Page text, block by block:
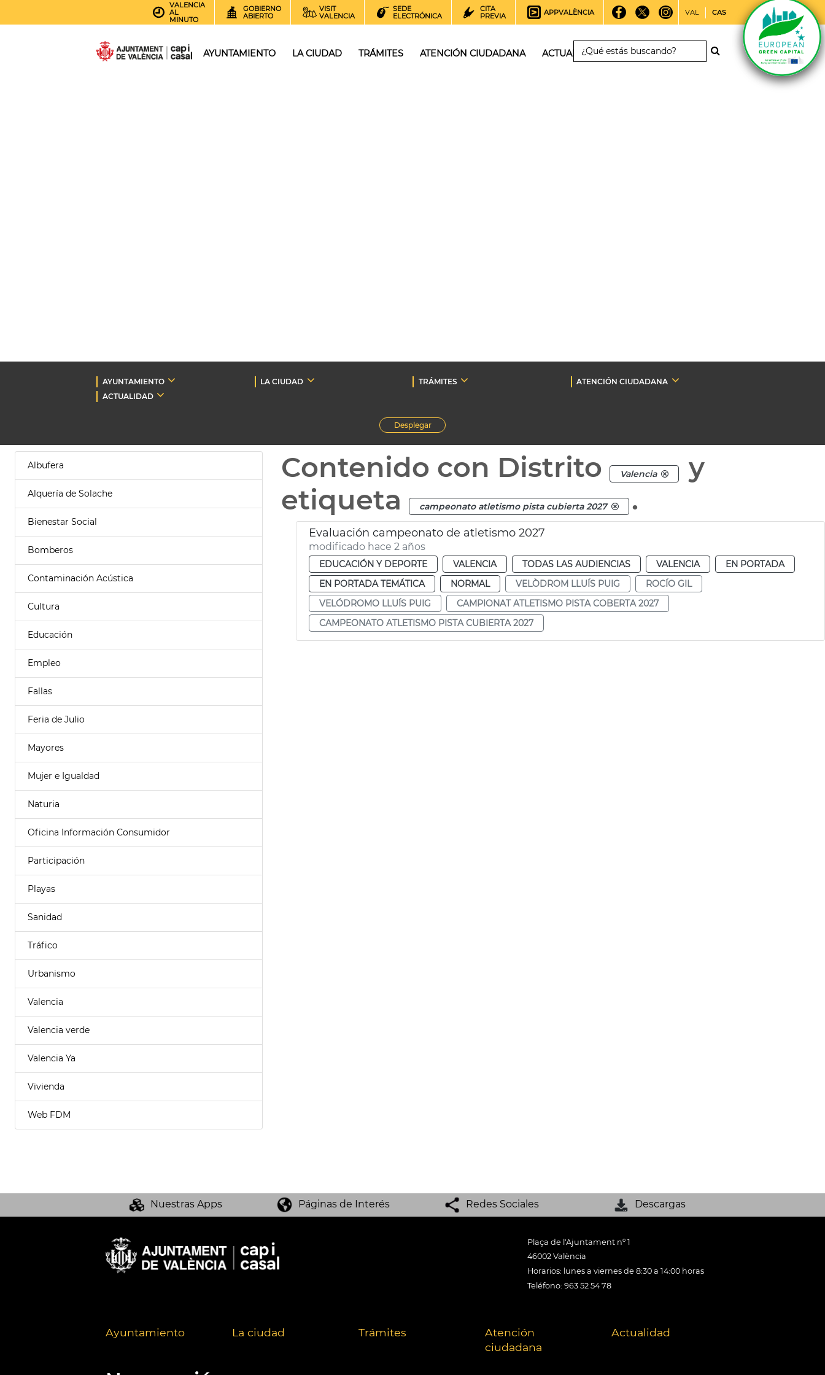
VALENCIA
AL
MINUTO
GOBIERNO
ABIERTO
VISIT
VALENCIA
SEDE
ELECTRÓNICA
CITA
PREVIA
APPVALÈNCIA VAL CAS
AYUNTAMIENTO LA CIUDAD TRÁMITES ATENCIÓN CIUDADANA ACTUALIDAD
AYUNTAMIENTO LA CIUDAD TRÁMITES
ATENCIÓN CIUDADANA
ACTUALIDAD
Desplegar
Albufera
Alquería de Solache
Bienestar Social
Bomberos
Contaminación Acústica
Cultura
Educación
Empleo
Fallas
Feria de Julio
Mayores
Mujer e Igualdad
Naturia
Oficina Información Consumidor
Participación
Playas
Sanidad
Tráfico
Urbanismo
Valencia
Valencia verde
Valencia Ya
Vivienda
Web FDM
Contenido con Distrito Valencia
y
etiqueta
campeonato atletismo pista cubierta 2027 .
Evaluación campeonato de atletismo 2027
modificado hace 2 años
EDUCACIÓN Y DEPORTE VALENCIA TODAS LAS AUDIENCIAS VALENCIA
EN PORTADA
EN PORTADA TEMÁTICA
NORMAL VELÒDROM LLUÍS PUIG
ROCÍO GIL
VELÓDROMO LLUÍS PUIG
CAMPIONAT ATLETISMO PISTA COBERTA 2027
CAMPEONATO ATLETISMO PISTA CUBIERTA 2027
Nuestras Apps Páginas de Interés Redes Sociales Descargas
Plaça de l'Ajuntament nº 1
46002 València
Horarios: lunes a viernes de 8:30 a 14:00 horas
Teléfono: 963 52 54 78
Ayuntamiento La ciudad Trámites
Atención
ciudadana
Actualidad